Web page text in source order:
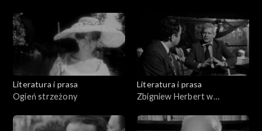
Literatura i prasa
Ogień strzeżony
Literatura i prasa
Zbigniew Herbert w